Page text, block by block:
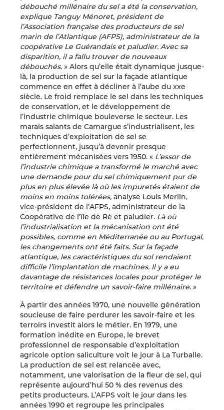
débouché millénaire du sel a été la conservation,
explique Tanguy Ménoret, président de
l’Association française des producteurs de sel
marin de l’Atlantique (AFPS), administrateur de la
coopérative Le Guérandais et paludier. Avec sa
disparition, il a fallu trouver de nouveaux
débouchés. » Alors qu’elle était dynamique jusque-
là, la production de sel sur la façade atlantique
commence en effet à décliner à l’aube du xxe
siècle. Le froid remplace le sel dans les techniques
de conservation, et le développement de
l’industrie chimique bouleverse le secteur. Les
marais salants de Camargue s’industrialisent, les
techniques d’exploitation de sel se
perfectionnent, jusqu’à devenir presque
entièrement mécanisées vers 1950. « L’essor de
l’industrie chimique a transformé le marché avec
une demande pour du sel chimiquement pur de
plus en plus élevée là où les impuretés étaient de
moins en moins tolérées, analyse Louis Merlin,
vice-président de l’AFPS, administrateur de la
Coopérative de l’île de Ré et paludier. Là où
l’industrialisation et la mécanisation ont été
possibles, comme en Méditerranée ou au Portugal,
les changements ont été faits. Sur la façade
atlantique, les caractéristiques du sol rendaient
difficile l’implantation de machines. Il y a eu
davantage de résistances locales pour protéger le
territoire et défendre un savoir-faire millénaire. »
À partir des années 1970, une nouvelle génération
soucieuse de faire perdurer les savoir-faire et les
terroirs investit alors le métier. En 1979, une
formation inédite en Europe, le brevet
professionnel de responsable d’exploitation
agricole option saliculture voit le jour à La Turballe.
La production de sel est relancée avec,
notamment, une valorisation de la fleur de sel, qui
représente aujourd’hui 50 % des revenus des
petits producteurs. L’AFPS voit le jour dans les
années 1990 et regroupe les principales